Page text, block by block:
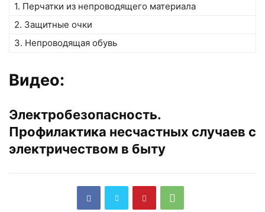
1. Перчатки из непроводящего материала
2. Защитные очки
3. Непроводящая обувь
Видео:
Электробезопасность.
Профилактика несчастных случаев с
электричеством в быту